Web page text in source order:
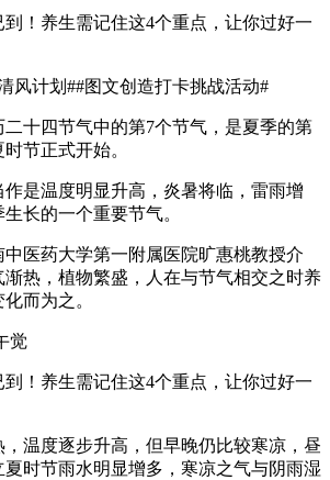
风计划##图文创造打卡挑战活动#
十四节气中的第7个节气，是夏季的第
节正式开始。
作是温度明显升高，炎暑将临，雷雨增
长的一个重要节气。
医药大学第一附属医院旷惠桃教授介
热，植物繁盛，人在与节气相交之时养
而为之。
觉
温度逐步升高，但早晚仍比较寒凉，昼
时节雨水明显增多，寒凉之气与阴雨湿